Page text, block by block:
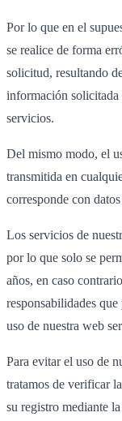
Por lo que en el
se realice de forma
solicitud, resultando
información solicitada
servicios.
Del mismo modo, el
transmitida en
corresponde con
Los servicios de
por lo que solo se
años, en caso
responsabilidades
uso de nuestra web
Para evitar el uso de
tratamos de verificar
su registro mediante